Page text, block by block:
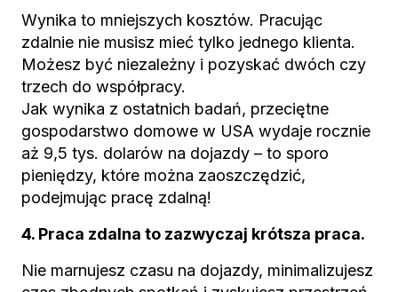
Wynika to mniejszych kosztów. Pracując
zdalnie nie musisz mieć tylko jednego klienta.
Możesz być niezależny i pozyskać dwóch czy
trzech do współpracy.
Jak wynika z ostatnich badań, przeciętne
gospodarstwo domowe w USA wydaje rocznie
aż 9,5 tys. dolarów na dojazdy – to sporo
pieniędzy, które można zaoszczędzić,
podejmując pracę zdalną!
4. Praca zdalna to zazwyczaj krótsza praca.
Nie marnujesz czasu na dojazdy, minimalizujesz